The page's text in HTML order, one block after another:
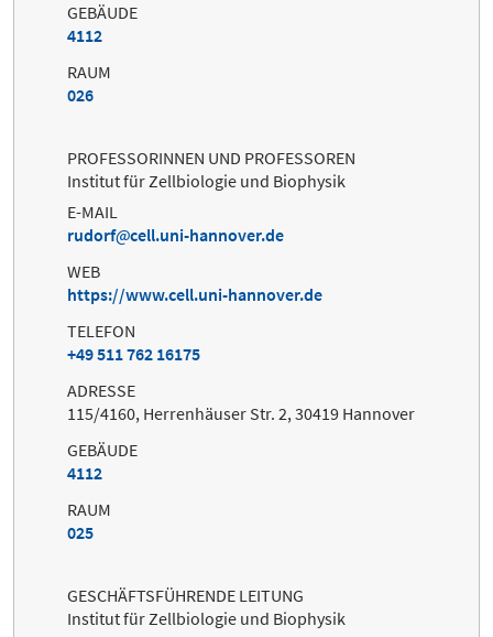
GEBÄUDE
4112
RAUM
026
PROFESSORINNEN UND PROFESSOREN
Institut für Zellbiologie und Biophysik
E-MAIL
rudorf
cell.uni-hannover.de
WEB
https://www.cell.uni-hannover.de
TELEFON
+49 511 762 16175
ADRESSE
115/4160, Herrenhäuser Str. 2, 30419 Hannover
GEBÄUDE
4112
RAUM
025
GESCHÄFTSFÜHRENDE LEITUNG
Institut für Zellbiologie und Biophysik